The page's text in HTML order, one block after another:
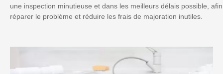
une inspection minutieuse et dans les meilleurs délais possible, afin
réparer le problème et réduire les frais de majoration inutiles.